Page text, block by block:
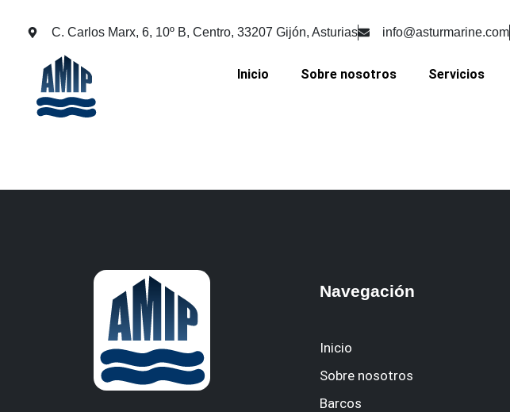
C. Carlos Marx, 6, 10º B, Centro, 33207 Gijón, Asturias info@asturmarine.com
Inicio Sobre nosotros Servicios
Navegación
Inicio
Sobre nosotros
Barcos